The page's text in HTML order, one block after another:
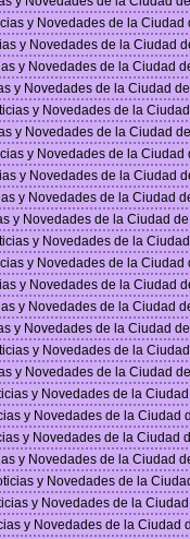
y Novedades de la
y Novedades de la Ciudad
y Novedades de la Ciudad
y Novedades de la Ciudad
y Novedades de la
y Novedades de la Ciudad
y Novedades de la
y Novedades de la Ciudad
y Novedades de la Ciudad
y Novedades de la Ciudad
y Novedades de la
y Novedades de la
y Novedades de la Ciudad
y Novedades de la Ciudad
y Novedades de la Ciudad
y Novedades de la
y Novedades de la Ciudad
y Novedades de la
y Novedades de la Ciudad
y Novedades de la Ciudad
y Novedades de la Ciudad
y Novedades de la
y Novedades de la
y Novedades de la Ciudad